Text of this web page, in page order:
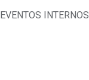
EVENTOS INTERNOS